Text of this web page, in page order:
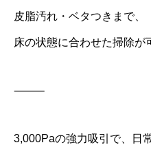
皮脂汚れ・ベタつきまで、
床の状態に合わせた掃除が
⸻
3,000Paの強力吸引で、日